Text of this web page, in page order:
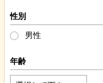
性別
男性
年齢